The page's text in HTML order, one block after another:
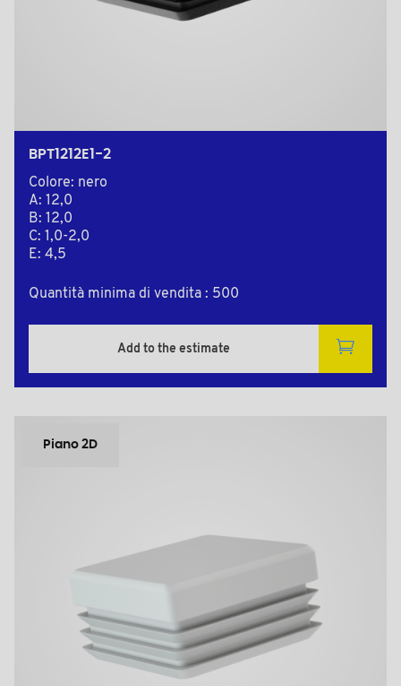
BPT1212E1-2
Colore: nero
A: 12,0
B: 12,0
C: 1,0-2,0
E: 4,5
Quantità minima di vendita : 500
Add to the estimate
Piano 2D